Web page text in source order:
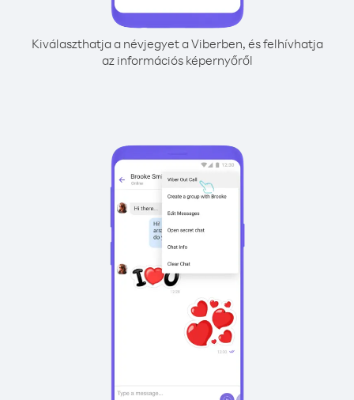
Kiválaszthatja a névjegyet a Viberben, és felhívhatja
az információs képernyőről